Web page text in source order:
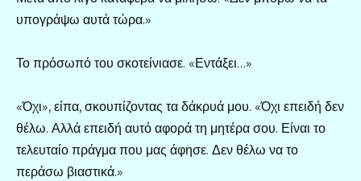
υπογράψω αυτά τώρα.»
Το πρόσωπό του σκοτείνιασε. «Εντάξει…»
«Όχι», είπα, σκουπίζοντας τα δάκρυά μου. «Όχι επειδή δεν
θέλω. Αλλά επειδή αυτό αφορά τη μητέρα σου. Είναι το
τελευταίο πράγμα που μας άφησε. Δεν θέλω να το
περάσω βιαστικά.»